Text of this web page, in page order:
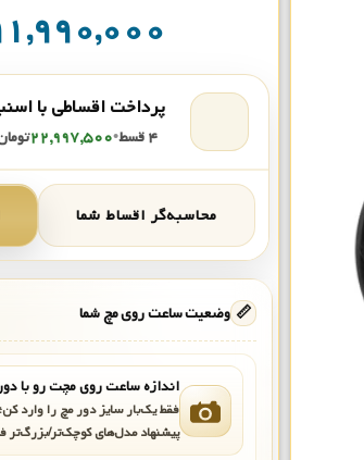
پرداخت اقساطی با
۴ قسط •۲۲,۹۹۷,۵۰۰
محاسبه‌گر اقساط شما
📏 وضعیت ساعت روی مچ شما
اندازه ساعت روی مچت رو با
فقط یک‌بار سایز دور مچ را وارد
پیشنهاد مدل‌های کوچک‌تر/بزرگ‌تر